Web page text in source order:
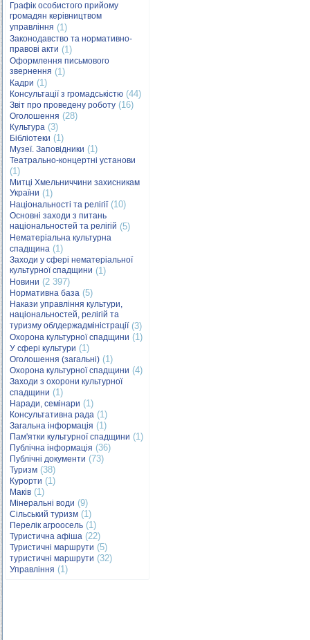
Графік особистого прийому
громадян керівництвом
управління (1)
Законодавство та нормативно-
правові акти (1)
Оформлення письмового
звернення (1)
Кадри (1)
Консультації з громадськістю (44)
Звіт про проведену роботу (16)
Оголошення (28)
Культура (3)
Бібліотеки (1)
Музеї. Заповідники (1)
Театрально-концертні установи
(1)
Митці Хмельниччини захисникам
України (1)
Національності та релігії(10)
Основні заходи з питань
національностей та релігій (5)
Нематеріальна культурна
спадщина (1)
Заходи у сфері нематеріальної
культурної спадщини (1)
Новини (2 397)
Нормативна база (5)
Накази управління культури,
національностей, релігій та
туризму облдержадміністрації(3)
Охорона культурної спадщини (1)
У сфері культури (1)
Оголошення (загальні) (1)
Охорона культурної спадщини (4)
Заходи з охорони культурної
спадщини (1)
Наради, семінари (1)
Консультативна рада (1)
Загальна інформація (1)
Пам'ятки культурної спадщини (1)
Публічна інформація (36)
Публічні документи (73)
Туризм (38)
Курорти (1)
Маків (1)
Мінеральні води (9)
Сільський туризм (1)
Перелік агроосель (1)
Туристична афіша (22)
Туристичні маршрути (5)
туристичні маршрути (32)
Управління (1)